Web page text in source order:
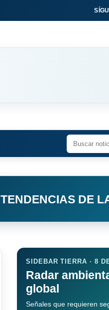
TENDENCIAS DE
SIDEBAR TIERRA · 8
Radar
global
Señales que requieren